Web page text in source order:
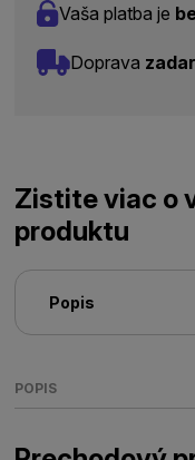
Vaša platba je
Doprava
Zistite viac o
produktu
Popis
POPIS